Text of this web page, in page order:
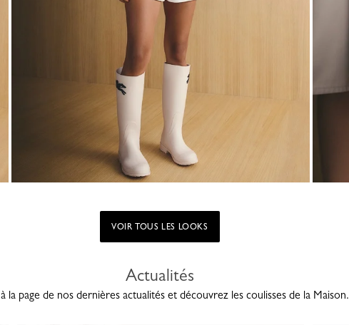
VOIR TOUS LES LOOKS
Actualités
la page de nos dernières actualités et découvrez les coulisses de la Maison.